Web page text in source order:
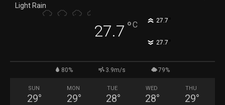
Light Rain
27.7 °C 27.7
27.7
80% 3.9m/s 79%
SUN
29°
MON
29°
TUE
28°
WED
28°
THU
29°